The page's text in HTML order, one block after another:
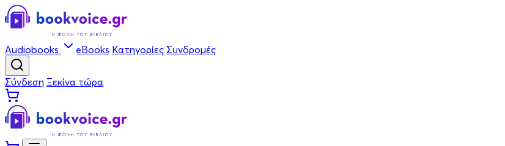
Audiobooks eBooks Κατηγορίες Συνδρομές
Σύνδεση Ξεκίνα τώρα